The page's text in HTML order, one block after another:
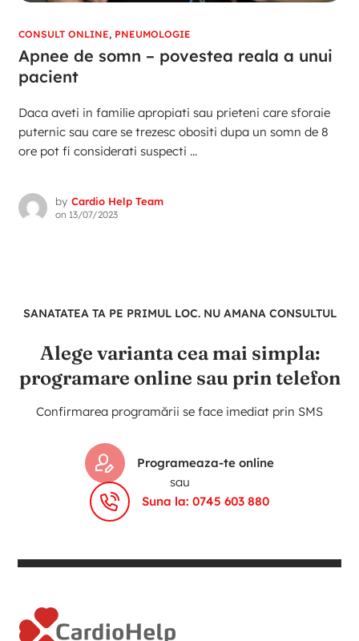
CONSULT ONLINE, PNEUMOLOGIE
Apnee de somn – povestea reala a unui
pacient
Daca aveti in familie apropiati sau prieteni care sforaie
puternic sau care se trezesc obositi dupa un somn de 8
ore pot fi considerati suspecti ...
by Cardio Help Team
on 13/07/2023
SANATATEA TA PE PRIMUL LOC. NU AMANA CONSULTUL
Alege varianta cea mai simpla:
programare online sau prin telefon
Confirmarea programării se face imediat prin SMS
Programeaza-te online
sau
Suna la: 0745 603 880